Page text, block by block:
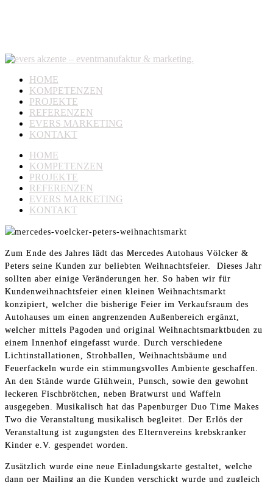
HOME
KOMPETENZEN
PROJEKTE
REFERENZEN
EVERS MARKETING
KONTAKT
HOME
KOMPETENZEN
PROJEKTE
REFERENZEN
EVERS MARKETING
KONTAKT
Zum Ende des Jahres lädt das Mercedes Autohaus Völcker &
Peters seine Kunden zur beliebten Weihnachtsfeier. Dieses Jahr
sollten aber einige Veränderungen her. So haben wir für
Kundenweihnachtsfeier einen kleinen Weihnachtsmarkt
konzipiert, welcher die bisherige Feier im Verkaufsraum des
Autohauses um einen angrenzenden Außenbereich ergänzt,
welcher mittels Pagoden und original Weihnachtsmarktbuden zu
einem Innenhof eingefasst wurde. Durch verschiedene
Lichtinstallationen, Strohballen, Weihnachtsbäume und
Feuerfackeln wurde ein stimmungsvolles Ambiente geschaffen.
An den Stände wurde Glühwein, Punsch, sowie den gewohnt
leckeren Fischbrötchen, neben Bratwurst und Waffeln
ausgegeben. Musikalisch hat das Papenburger Duo Time Makes
Two die Veranstaltung musikalisch begleitet. Der Erlös der
Veranstaltung ist zugungsten des Elternvereins krebskranker
Kinder e.V. gespendet worden.
Zusätzlich wurde eine neue Einladungskarte gestaltet, welche
dann per Mailing an die Kunden verschickt wurde und zugleich